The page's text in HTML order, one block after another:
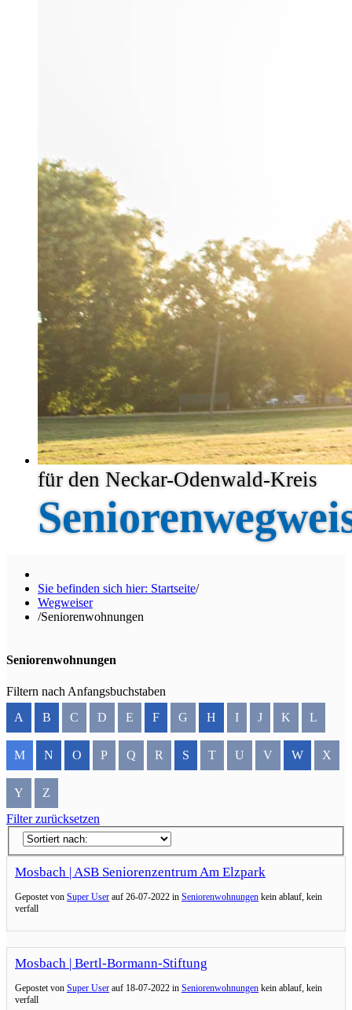
für den Neckar-Odenwald-Kreis
Sie befinden sich hier: Startseite/
Wegweiser
/Seniorenwohnungen
Seniorenwohnungen
Filtern nach Anfangsbuchstaben
A
B C D E F G H I J K L
M N O P Q R S T U V W X
Y
Z
Filter zurücksetzen
Mosbach | ASB Seniorenzentrum Am Elzpark
Gepostet von Super User auf 26-07-2022 in Seniorenwohnungen kein ablauf, kein
verfall
Mosbach | Bertl-Bormann-Stiftung
Gepostet von Super User auf 18-07-2022 in Seniorenwohnungen kein ablauf, kein
verfall